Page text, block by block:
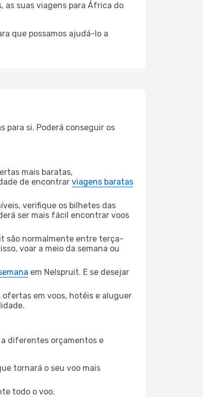
as suas viagens para África do
que possamos ajudá-lo a
para si. Poderá conseguir os
mais baratas,
de encontrar viagens baratas
verifique os bilhetes das
ser mais fácil encontrar voos
são normalmente entre terça-
voar a meio da semana ou
em Nelspruit. E se desejar
ofertas em voos, hotéis e aluguer
diferentes orçamentos e
tornará o seu voo mais
todo o voo.